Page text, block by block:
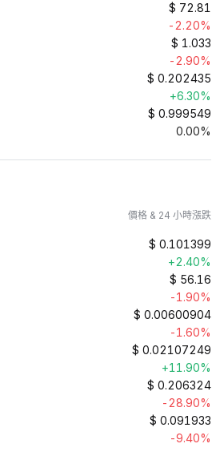
$ 72.81
-2.20%
$ 1.033
-2.90%
$ 0.202435
+6.30%
$ 0.999549
0.00%
價格 & 24 小時漲跌
$ 0.101399
+2.40%
$ 56.16
-1.90%
$ 0.00600904
-1.60%
$ 0.02107249
+11.90%
$ 0.206324
-28.90%
$ 0.091933
-9.40%